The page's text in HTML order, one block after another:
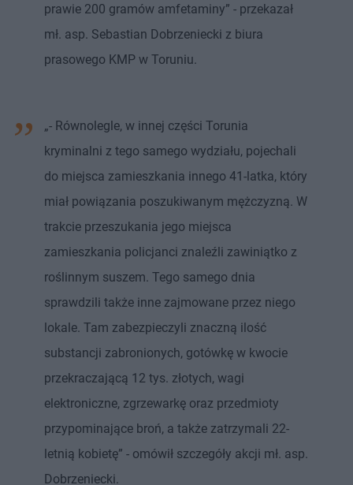
prawie 200 gramów amfetaminy” - przekazał
mł. asp. Sebastian Dobrzeniecki z biura
prasowego KMP w Toruniu.
„- Równolegle, w innej części Torunia
kryminalni z tego samego wydziału, pojechali
do miejsca zamieszkania innego 41-latka, który
miał powiązania poszukiwanym mężczyzną. W
trakcie przeszukania jego miejsca
zamieszkania policjanci znaleźli zawiniątko z
roślinnym suszem. Tego samego dnia
sprawdzili także inne zajmowane przez niego
lokale. Tam zabezpieczyli znaczną ilość
substancji zabronionych, gotówkę w kwocie
przekraczającą 12 tys. złotych, wagi
elektroniczne, zgrzewarkę oraz przedmioty
przypominające broń, a także zatrzymali 22-
letnią kobietę” - omówił szczegóły akcji mł. asp.
Dobrzeniecki.